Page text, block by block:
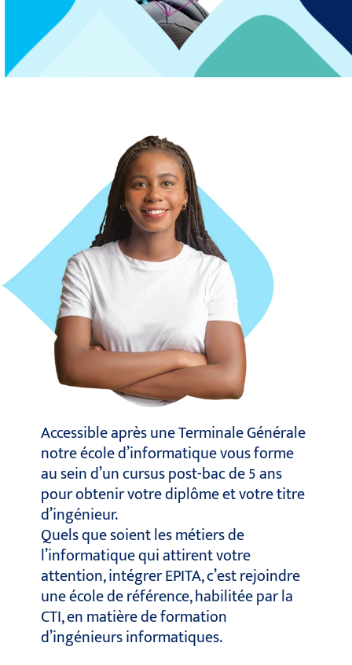
Accessible après une Terminale Générale
notre école d’informatique vous forme
au sein d’un cursus post-bac de 5 ans
pour obtenir votre diplôme et votre titre
d’ingénieur.
Quels que soient les métiers de
l’informatique qui attirent votre
attention, intégrer EPITA, c’est rejoindre
une école de référence, habilitée par la
CTI, en matière de formation
d’ingénieurs informatiques.